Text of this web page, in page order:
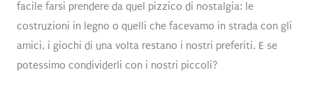
facile farsi prendere da quel pizzico di nostalgia: le
costruzioni in legno o quelli che facevamo in strada con gli
amici, i giochi di una volta restano i nostri preferiti. E se
potessimo condividerli con i nostri piccoli?